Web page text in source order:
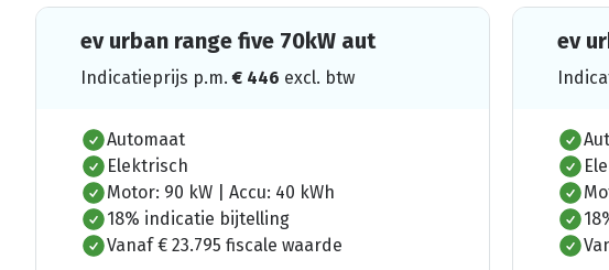
ev urban range five 70kW aut
Indicatieprijs p.m.€ 446 excl. btw
Automaat
Elektrisch
Motor: 90 kW | Accu: 40 kWh
18% indicatie bijtelling
Vanaf € 23.795 fiscale waarde
ev